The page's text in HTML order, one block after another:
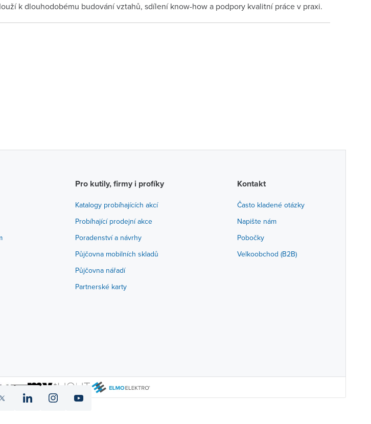
k dlouhodobému budování vztahů, sdílení know-how a podpory kvalitní práce v praxi.
Pro kutily, firmy i profíky
Katalogy probíhajících akcí
Probíhající prodejní akce
Poradenství a návrhy
Půjčovna mobilních skladů
Půjčovna nářadí
Partnerské karty
Kontakt
Často kladené otázky
Napište nám
Pobočky
Velkoobchod (B2B)
icon
icon
icon
icon